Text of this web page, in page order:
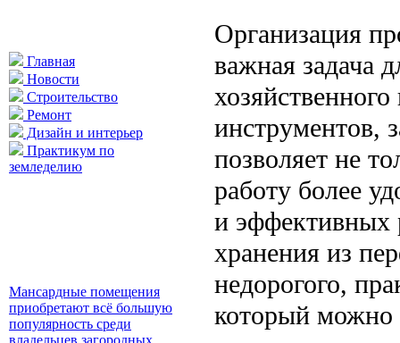
Главная
Новости
Строительство
Ремонт
Дизайн и интерьер
Практикум по
земледелию
Мансардные помещения
приобретают всё большую
популярность среди
владельцев загородных
Организация
важная задача
инструментов,
позволяет не
работу более
и эффективных
хранения из
недорогого,
который можно